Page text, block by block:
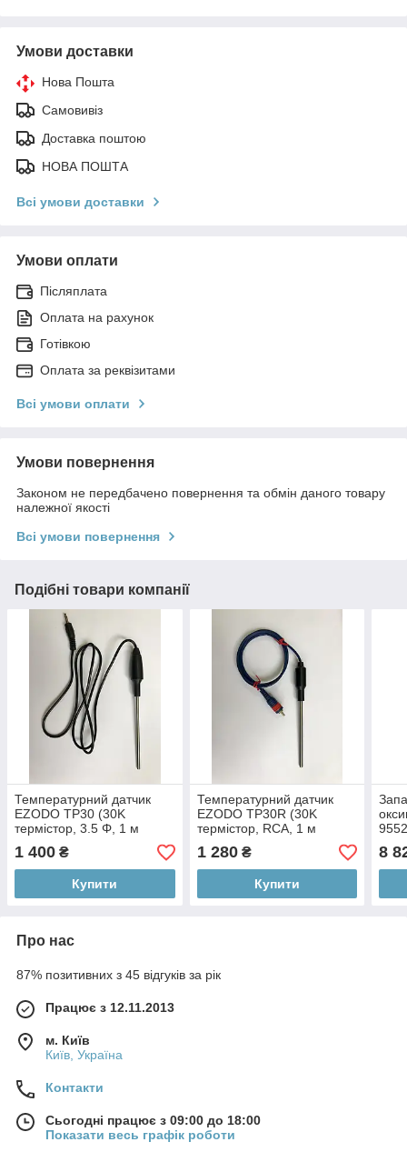
Умови доставки
Нова Пошта
Самовивіз
Доставка поштою
НОВА ПОШТА
Всі умови доставки
Умови оплати
Післяплата
Оплата на рахунок
Готівкою
Оплата за реквізитами
Всі умови оплати
Умови повернення
Законом не передбачено повернення та обмін даного товару
належної якості
Всі умови повернення
Подібні товари компанії
Температурний датчик
EZODO TP30 (30K
термістор, 3.5 Φ, 1 м
кабель)
1 400 ₴
Купити
Температурний датчик
EZODO TP30R (30K
термістор, RCA, 1 м
кабель)
1 280₴
Купити
8
Про нас
87% позитивних з 45 відгуків за рік
Працює з 12.11.2013
м. Київ
Київ, Україна
Контакти
Сьогодні працює з 09:00 до 18:00
Показати весь графік роботи